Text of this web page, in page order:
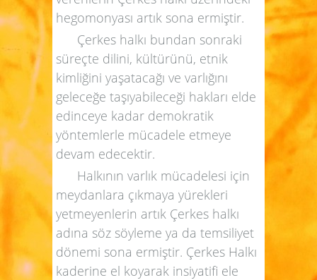
hegomonyası artık sona ermiştir.
Çerkes halkı bundan sonraki
süreçte dilini, kültürünü, etnik
kimliğini yaşatacağı ve varlığını
geleceğe taşıyabileceği hakları elde
edinceye kadar demokratik
yöntemlerle mücadele etmeye
devam edecektir.
Halkının varlık mücadelesi için
meydanlara çıkmaya yürekleri
yetmeyenlerin artık Çerkes halkı
adına söz söyleme ya da temsiliyet
dönemi sona ermiştir. Çerkes Halkı
kaderine el koyarak insiyatifi ele